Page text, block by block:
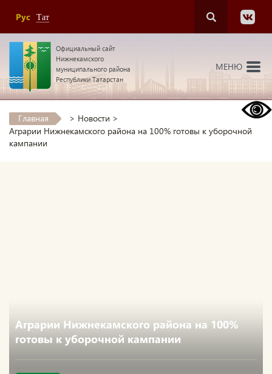
Рус Тат
Официальный сайт
Нижнекамского
муниципального района
Республики Татарстан
МЕНЮ
Главная > Новости >
Аграрии Нижнекамского района на 100% готовы к уборочной
кампании
Аграрии Нижнекамского района на 100%
готовы к уборочной кампании